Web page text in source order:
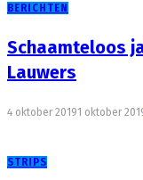
BERICHTEN
Schaamteloos
Lauwers
4 oktober 20191 oktober
STRIPS